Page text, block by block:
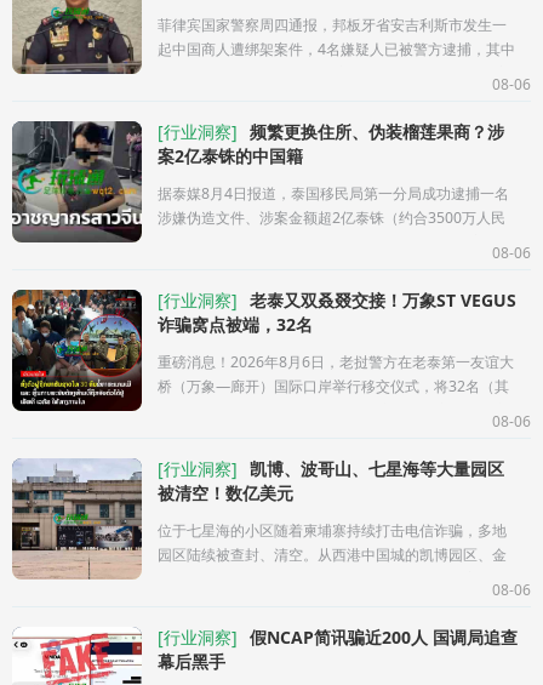
菲律宾国家警察周四通报，邦板牙省安吉利斯市发生一
起中国商人遭绑架案件，4名嫌疑人已被警方逮捕，其中
08-06
[行业洞察] 频繁更换住所、伪装榴莲果商？涉
案2亿泰铢的中国籍
据泰媒8月4日报道，泰国移民局第一分局成功逮捕一名
涉嫌伪造文件、涉案金额超2亿泰铢（约合3500万人民
08-06
[行业洞察] 老泰又双叒叕交接！万象ST VEGUS
诈骗窝点被端，32名
重磅消息！2026年8月6日，老挝警方在老泰第一友谊大
桥（万象—廊开）国际口岸举行移交仪式，将32名（其
08-06
[行业洞察] 凯博、波哥山、七星海等大量园区
被清空！数亿美元
位于七星海的小区随着柬埔寨持续打击电信诈骗，多地
园区陆续被查封、清空。从西港中国城的凯博园区、金
08-06
[行业洞察] 假NCAP简讯骗近200人 国调局追查
幕后黑手